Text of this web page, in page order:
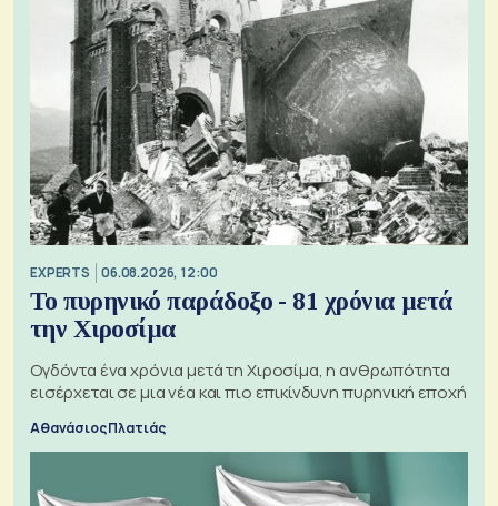
EXPERTS 06.08.2026, 12:00
Το πυρηνικό παράδοξο - 81 χρόνια μετά
την Χιροσίμα
Ογδόντα ένα χρόνια μετά τη Χιροσίμα, η ανθρωπότητα
εισέρχεται σε μια νέα και πιο επικίνδυνη πυρηνική εποχή
Αθανάσιος Πλατιάς